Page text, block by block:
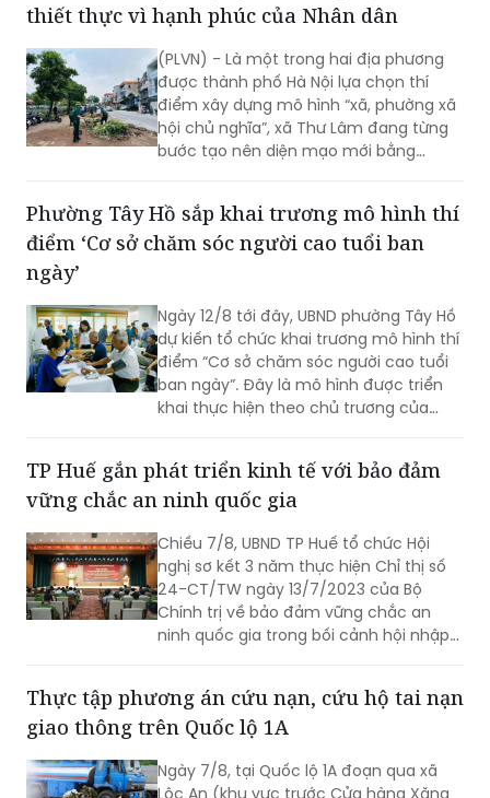
thiết thực vì hạnh phúc của Nhân dân
(PLVN) - Là một trong hai địa phương
được thành phố Hà Nội lựa chọn thí
điểm xây dựng mô hình “xã, phường xã
hội chủ nghĩa”, xã Thư Lâm đang từng
bước tạo nên diện mạo mới bằng
hàng cây, bồn hoa được chăm sóc đến
các ao hồ được cải tạo, làm sạch…, tất
của Nhân dân với mục tiêu lấy người
dân làm trung tâm, lấy chất lượng
cuộc sống làm thước đo cho sự phát
triển.
Phường Tây Hồ sắp khai trương mô hình thí
điểm ‘Cơ sở chăm sóc người cao tuổi ban
ngày’
Ngày 12/8 tới đây, UBND phường Tây Hồ
dự kiến tổ chức khai trương mô hình thí
điểm “Cơ sở chăm sóc người cao tuổi
ban ngày”. Đây là mô hình được triển
khai thực hiện theo chủ trương của
xã, phường.
TP Huế gắn phát triển kinh tế với bảo đảm
vững chắc an ninh quốc gia
Chiều 7/8, UBND TP Huế tổ chức Hội
nghị sơ kết 3 năm thực hiện Chỉ thị số
24-CT/TW ngày 13/7/2023 của Bộ
Chính trị về bảo đảm vững chắc an
ninh quốc gia trong bối cảnh hội nhập
Thực tập phương án cứu nạn, cứu hộ tai nạn
giao thông trên Quốc lộ 1A
Ngày 7/8, tại Quốc lộ 1A đoạn qua xã
Lộc An (khu vực trước Cửa hàng Xăng